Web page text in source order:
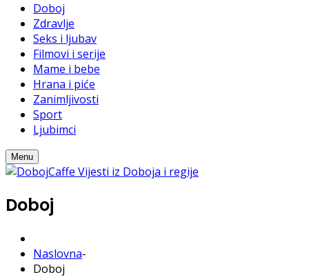
Doboj
Zdravlje
Seks i ljubav
Filmovi i serije
Mame i bebe
Hrana i piće
Zanimljivosti
Sport
Ljubimci
Menu
Doboj
Naslovna-
Doboj